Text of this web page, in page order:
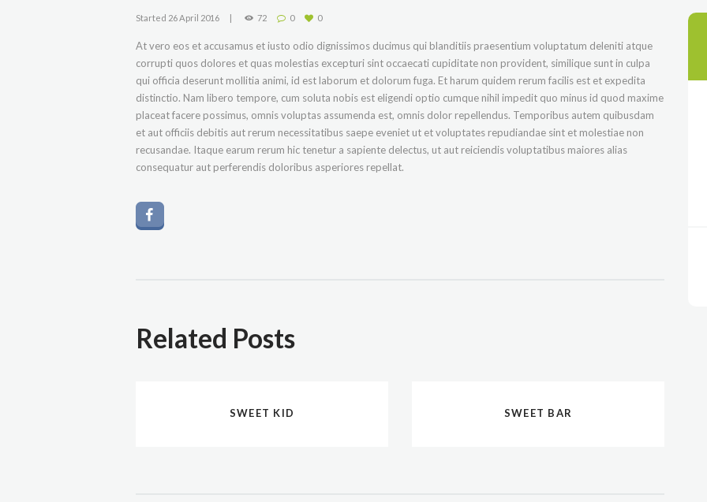
Started 26 April 2016 72 0 0
At vero eos et accusamus et iusto odio dignissimos ducimus qui blanditiis praesentium voluptatum deleniti atque
corrupti quos dolores et quas molestias excepturi sint occaecati cupiditate non provident, similique sunt in culpa
qui officia deserunt mollitia animi, id est laborum et dolorum fuga. Et harum quidem rerum facilis est et expedita
distinctio. Nam libero tempore, cum soluta nobis est eligendi optio cumque nihil impedit quo minus id quod maxime
placeat facere possimus, omnis voluptas assumenda est, omnis dolor repellendus. Temporibus autem quibusdam
et aut officiis debitis aut rerum necessitatibus saepe eveniet ut et voluptates repudiandae sint et molestiae non
recusandae. Itaque earum rerum hic tenetur a sapiente delectus, ut aut reiciendis voluptatibus maiores alias
consequatur aut perferendis doloribus asperiores repellat.
Related Posts
SWEET KID SWEET BAR